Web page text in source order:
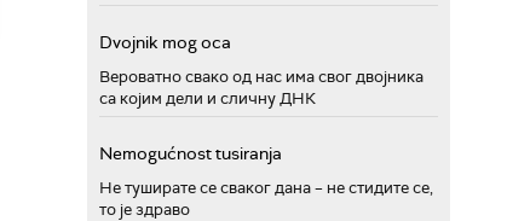
Dvojnik mog oca
Вероватно свако од нас има свог двојника
са којим дели и сличну ДНК
Nemogućnost tusiranja
Не туширате се сваког дана – не стидите се,
то је здраво